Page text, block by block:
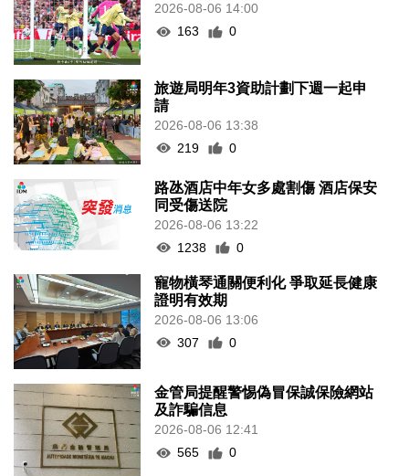
2026-08-06 14:00
163
0
旅遊局明年3資助計劃下週一起申
請
2026-08-06 13:38
219
0
路氹酒店中年女多處割傷 酒店保安
同受傷送院
2026-08-06 13:22
1238
0
寵物橫琴通關便利化 爭取延長健康
證明有效期
2026-08-06 13:06
307
0
金管局提醒警惕偽冒保誠保險網站
及詐騙信息
2026-08-06 12:41
565
0